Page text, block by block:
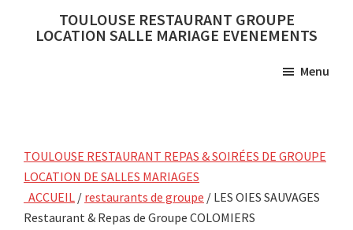
TOULOUSE RESTAURANT GROUPE
LOCATION SALLE MARIAGE EVENEMENTS
Menu
TOULOUSE RESTAURANT REPAS & SOIRÉES DE GROUPE
LOCATION DE SALLES MARIAGES
ACCUEIL / restaurants de groupe / LES OIES SAUVAGES
Restaurant & Repas de Groupe COLOMIERS